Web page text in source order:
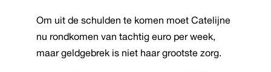
Om uit de schulden te komen moet Catelijne
nu rondkomen van tachtig euro per week,
maar geldgebrek is niet haar grootste zorg.